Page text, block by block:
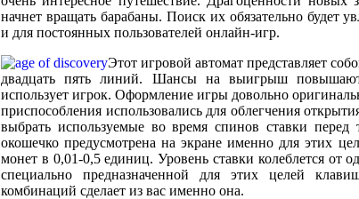
начнет вращать барабаны. Поиск их обязательно будет
и для постоянных пользователей онлайн-игр.
Этот игровой автомат представляет
двадцать пять линий. Шансы на выигрыш
использует игрок. Оформление игры довольно
приспособления использовались для облегчения
выбрать используемые во время спинов ставки
окошечко предусмотрена на экране именно для этих
монет в 0,01-0,5 единиц. Уровень ставки колеблется от
специально предназначенной для этих целей
комбинаций сделает из вас именно она.